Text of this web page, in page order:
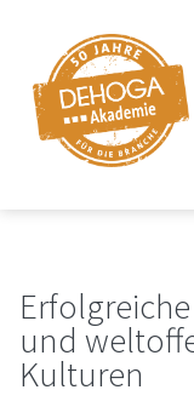
und
Kulturen